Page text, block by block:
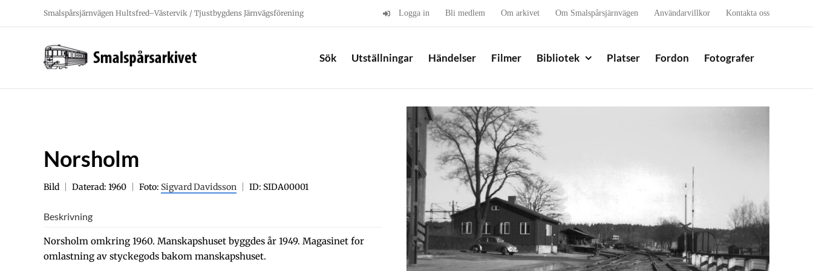
Smalspårsjärnvägen Hultsfred–Västervik / Tjustbygdens Järnvägsförening Logga in Bli medlem Om arkivet Om Smalspårsjärnvägen Användarvillkor Kontakta oss
Sök Utställningar Händelser Filmer Bibliotek Platser Fordon Fotografer
Norsholm
Bild Daterad: 1960 Foto: Sigvard Davidsson ID: SIDA00001
Beskrivning
Norsholm omkring 1960. Manskapshuset byggdes år 1949. Magasinet for
omlastning av styckegods bakom manskapshuset.